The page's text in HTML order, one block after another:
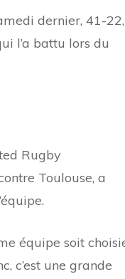
dernier, 41-
l’a battu lors du
Rugby
Toulouse, a
équipe soit
c’est une grande